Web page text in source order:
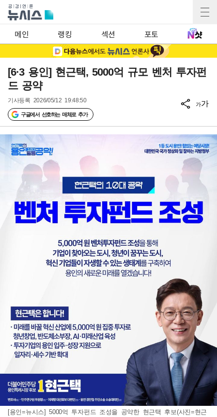
메인 랭킹 섹션 포토
[6·3 용인] 현근택, 5000억 규모 벤처 투자펀
드 공약
기사등록 2026/05/12 19:48:50
구글에서 선호하는 매체로 추가
가가
[용인=뉴시스] 5000억 투자펀드 조성을 공약한 현근택 후보(사진=현근